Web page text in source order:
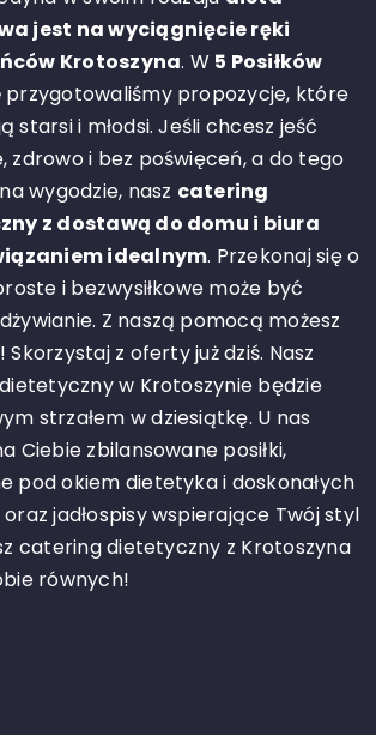
jest na wyciągnięcie ręki
Krotoszyna. W 5 Posiłków
przygotowaliśmy propozycje, które
starsi i młodsi. Jeśli chcesz jeść
zdrowo i bez poświęceń, a do tego
wygodzie, nasz catering
z dostawą do domu i biura
idealnym. Przekonaj się o
i bezwysiłkowe może być
Z naszą pomocą możesz
Skorzystaj z oferty już dziś. Nasz
w Krotoszynie będzie
strzałem w dziesiątkę. U nas
Ciebie zbilansowane posiłki,
pod okiem dietetyka i doskonałych
jadłospisy wspierające Twój styl
catering dietetyczny z Krotoszyna
równych!